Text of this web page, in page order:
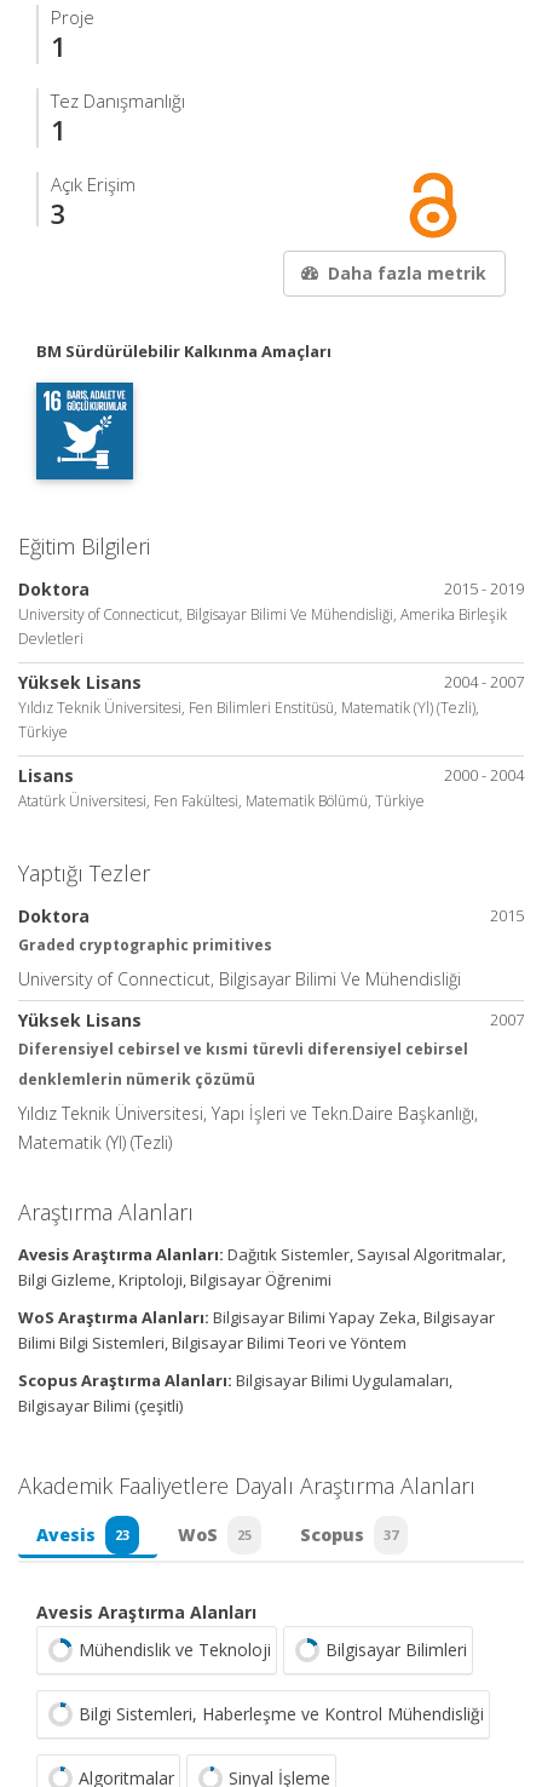
Proje
1
Tez Danışmanlığı
1
Açık Erişim
3
Daha fazla metrik
BM Sürdürülebilir Kalkınma Amaçları
Eğitim Bilgileri
2015 - 2019
Doktora
University of Connecticut, Bilgisayar Bilimi Ve Mühendisliği, Amerika Birleşik
Devletleri
2004 - 2007
Yüksek Lisans
Yıldız Teknik Üniversitesi, Fen Bilimleri Enstitüsü, Matematik (Yl) (Tezli),
Türkiye
2000 - 2004
Lisans
Atatürk Üniversitesi, Fen Fakültesi, Matematik Bölümü, Türkiye
Yaptığı Tezler
2015
Doktora
Graded cryptographic primitives
University of Connecticut, Bilgisayar Bilimi Ve Mühendisliği
2007
Yüksek Lisans
Diferensiyel cebirsel ve kısmi türevli diferensiyel cebirsel
denklemlerin nümerik çözümü
Yıldız Teknik Üniversitesi, Yapı İşleri ve Tekn.Daire Başkanlığı,
Matematik (Yl) (Tezli)
Araştırma Alanları
Avesis Araştırma Alanları: Dağıtık Sistemler, Sayısal Algoritmalar,
Bilgi Gizleme, Kriptoloji, Bilgisayar Öğrenimi
WoS Araştırma Alanları: Bilgisayar Bilimi Yapay Zeka, Bilgisayar
Bilimi Bilgi Sistemleri, Bilgisayar Bilimi Teori ve Yöntem
Scopus Araştırma Alanları: Bilgisayar Bilimi Uygulamaları,
Bilgisayar Bilimi (çeşitli)
Akademik Faaliyetlere Dayalı Araştırma Alanları
Avesis 23 WoS 25 Scopus 37
Avesis Araştırma Alanları
Mühendislik ve Teknoloji
Bilgisayar Bilimleri
Bilgi Sistemleri, Haberleşme ve Kontrol Mühendisliği
Algoritmalar Sinyal İşleme